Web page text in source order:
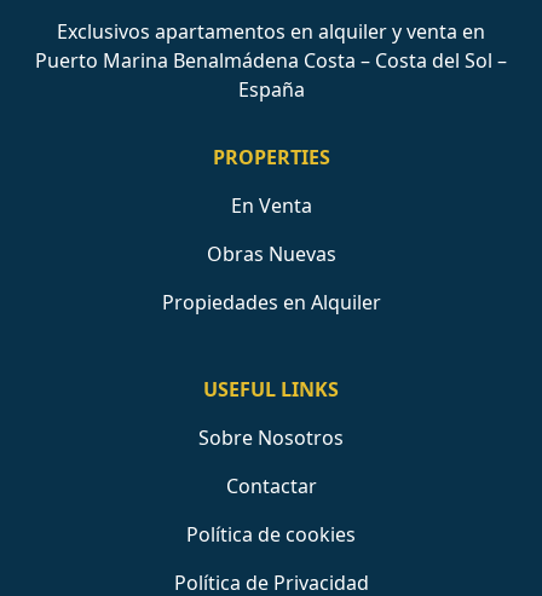
Exclusivos apartamentos en alquiler y venta en
Puerto Marina Benalmádena Costa – Costa del Sol –
España
PROPERTIES
En Venta
Obras Nuevas
Propiedades en Alquiler
USEFUL LINKS
Sobre Nosotros
Contactar
Política de cookies
Política de Privacidad